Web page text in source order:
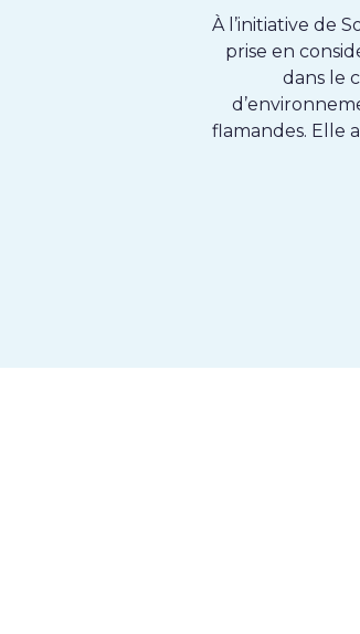
À l’initiative de
prise en
dans le
flamandes. Elle